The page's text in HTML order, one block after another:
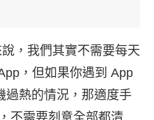
，我們其實不需要每天
，但如果你遇到 App
過熱的情況，那適度手
不需要刻意全部都清